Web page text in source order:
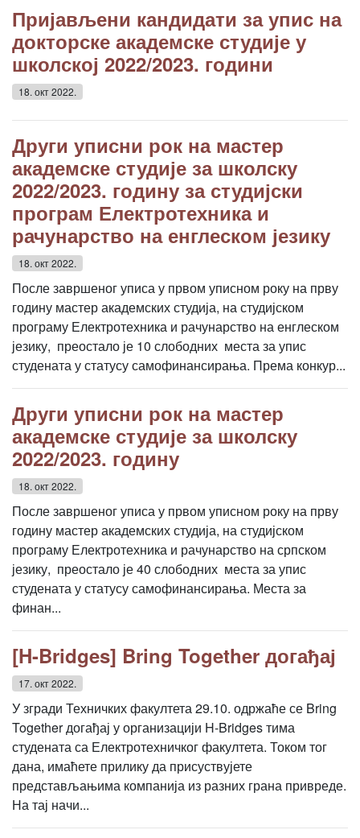
Пријављени кандидати за упис на
докторске академске студије у
школској 2022/2023. години
18. окт 2022.
Други уписни рок на мастер
академске студије за школску
2022/2023. годину за студијски
програм Електротехника и
рачунарство на енглеском језику
18. окт 2022.
После завршеног уписа у првом уписном року на прву
годину мастер академских студија, на студијском
програму Електротехника и рачунарство на енглеском
језику, преостало је 10 слободних места за упис
студената у статусу самофинансирања. Према конкур...
Други уписни рок на мастер
академске студије за школску
2022/2023. годину
18. окт 2022.
После завршеног уписа у првом уписном року на прву
годину мастер академских студија, на студијском
програму Електротехника и рачунарство на српском
језику, преостало је 40 слободних места за упис
студената у статусу самофинансирања. Места за
финан...
[H-Bridges] Bring Together догађај
17. окт 2022.
У згради Техничких факултета 29.10. одржаће се Bring
Together догађај у организацији H-Bridges тима
студената са Електротехничког факултета. Током тог
дана, имаћете прилику да присуствујете
представљањима компанија из разних грана привреде.
На тај начи...